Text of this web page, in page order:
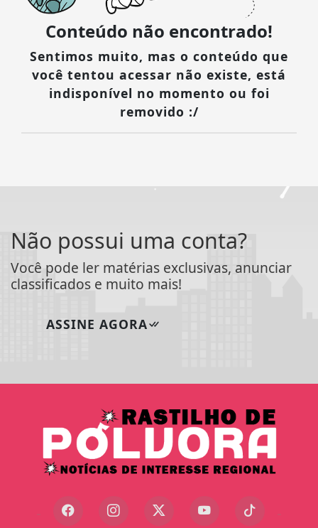
Conteúdo não encontrado!
Sentimos muito, mas o conteúdo que
você tentou acessar não existe, está
indisponível no momento ou foi
removido :/
Não possui uma conta?
Você pode ler matérias exclusivas, anunciar
classificados e muito mais!
ASSINE AGORA